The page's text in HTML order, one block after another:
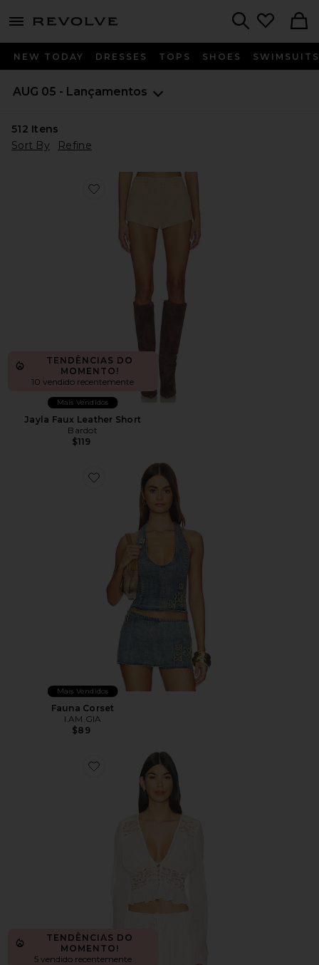
menu - shows more content
NEW TODAY DRESSES TOPS SHOES SWIMSUITS
AUG 05 - Lançamentos
512 Itens
Sort By
Refine
Favorite Jayla Faux Leather Short
TENDÊNCIAS DO
MOMENTO!
10 vendido recentemente
Mais Vendidos
Jayla Faux Leather Short
Bardot
$119
Favorite Fauna Corset
Mais Vendidos
Fauna Corset
I.AM.GIA
$89
Favorite Top Alessandra
TENDÊNCIAS DO
MOMENTO!
5 vendido recentemente